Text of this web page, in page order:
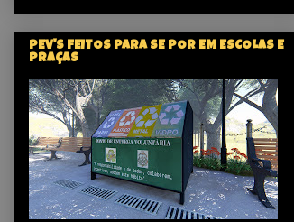
PEV'S FEITOS PARA SE POR EM ESCOLAS E
PRAÇAS